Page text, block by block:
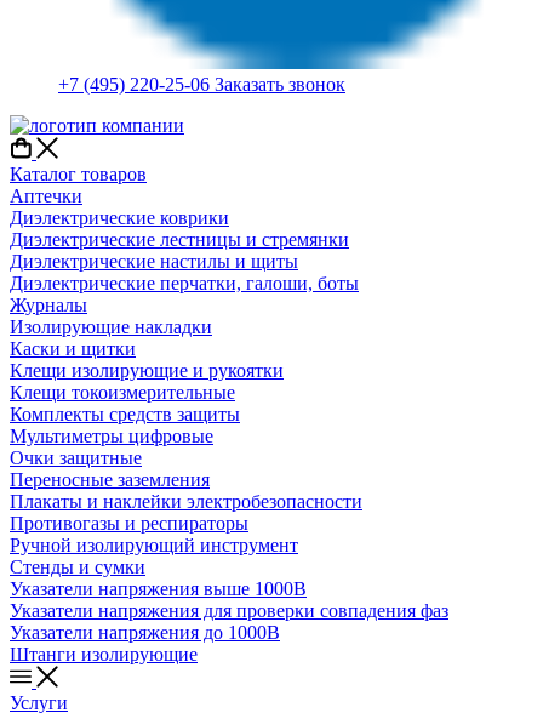
+7 (495) 220-25-06 Заказать звонок
Каталог товаров
Аптечки
Диэлектрические коврики
Диэлектрические лестницы и стремянки
Диэлектрические настилы и щиты
Диэлектрические перчатки, галоши, боты
Журналы
Изолирующие накладки
Каски и щитки
Клещи изолирующие и рукоятки
Клещи токоизмерительные
Комплекты средств защиты
Мультиметры цифровые
Очки защитные
Переносные заземления
Плакаты и наклейки электробезопасности
Противогазы и респираторы
Ручной изолирующий инструмент
Стенды и сумки
Указатели напряжения выше 1000В
Указатели напряжения для проверки совпадения фаз
Указатели напряжения до 1000В
Штанги изолирующие
Услуги